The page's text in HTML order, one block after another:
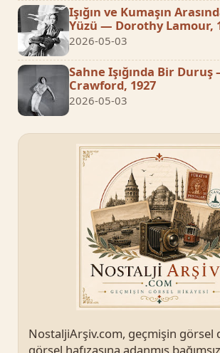
Işığın ve Kumaşın
Yüzü — Dorothy Lamour,
2026-05-03
Sahne Işığında Bir Duruş
Crawford, 1927
2026-05-03
NostaljiArşiv.com, geçmişin görsel